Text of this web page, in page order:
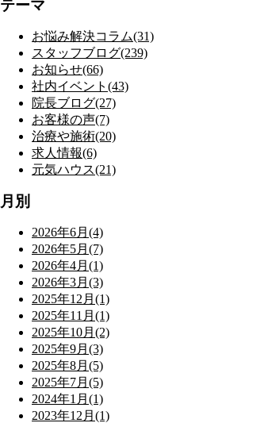
テーマ
お悩み解決コラム(31)
スタッフブログ(239)
お知らせ(66)
社内イベント(43)
院長ブログ(27)
お客様の声(7)
治療や施術(20)
求人情報(6)
元気ハウス(21)
月別
2026年6月(4)
2026年5月(7)
2026年4月(1)
2026年3月(3)
2025年12月(1)
2025年11月(1)
2025年10月(2)
2025年9月(3)
2025年8月(5)
2025年7月(5)
2024年1月(1)
2023年12月(1)